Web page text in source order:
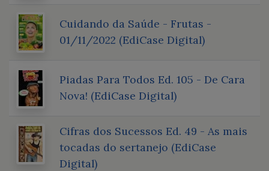
Cuidando da Saúde - Frutas -
01/11/2022 (EdiCase Digital)
Piadas Para Todos Ed. 105 - De Cara
Nova! (EdiCase Digital)
Cifras dos Sucessos Ed. 49 - As mais
tocadas do sertanejo (EdiCase
Digital)